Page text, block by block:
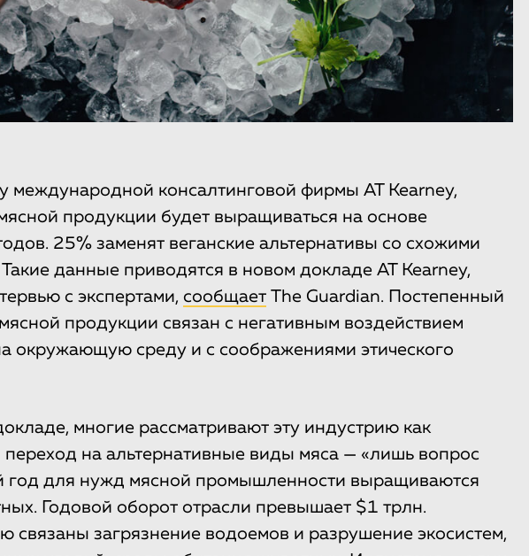
международной консалтинговой фирмы AT Kearney,
продукции будет выращиваться на основе
25% заменят веганские альтернативы со схожими
данные приводятся в новом докладе AT Kearney,
с экспертами, сообщаетThe Guardian. Постепенный
продукции связан с негативным воздействием
окружающую среду и с соображениями этического
многие рассматривают эту индустрию как
переход на альтернативные виды мяса — «лишь вопрос
год для нужд мясной промышленности выращиваются
Годовой оборот отрасли превышает $1 трлн.
связаны загрязнение водоемов и разрушение экосистем,